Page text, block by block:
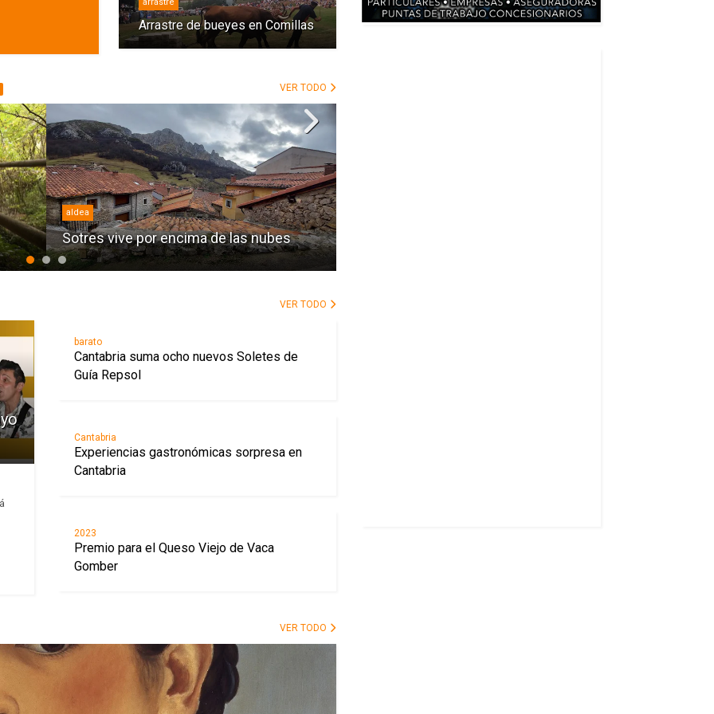
Arrastre de bueyes en Comillas
VER TODO
de las nubes
Cantabria
Turismo por los castillos del Loira
VER TODO
barato
Cantabria suma ocho nuevos Soletes de
Guía Repsol
Cantabria
Experiencias gastronómicas sorpresa en
Cantabria
2023
Premio para el Queso Viejo de Vaca
Gomber
VER TODO